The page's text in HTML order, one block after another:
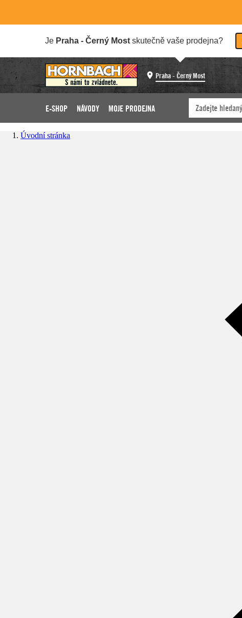
Je Praha - Černý Most skutečně vaše prodejna?
Praha - Černý Most
E-SHOP NÁVODY MOJE PRODEJNA
Úvodní stránka